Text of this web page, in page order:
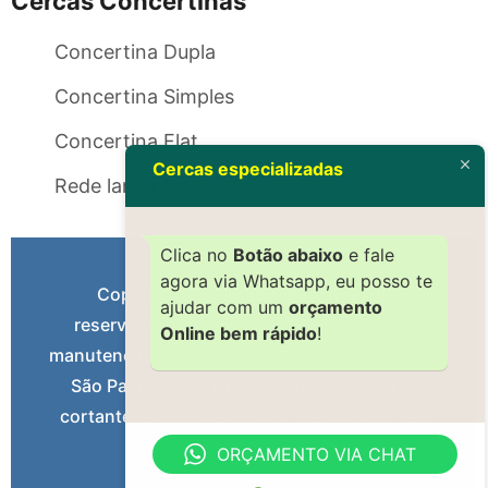
Concertina Dupla
Concertina Simples
Concertina Flat
Rede laminada
Copyright 2004 – Todos os direitos
reservados. Serviços gerais: Instalação e
manutenção de Cerca Concertina e Elétrica em
São Paulo. Material de qualidade. Material
cortante feito com aço inox. Facilitamos seu
Pagamento – Confira Agora.
Cercas especializadas
Clica no Botão abaixo e fale
agora via Whatsapp, eu posso te
ajudar com um orçamento
Online bem rápido!
ORÇAMENTO VIA CHAT